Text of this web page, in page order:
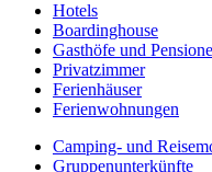
Hotels
Boardinghouse
Gasthöfe und
Privatzimmer
Ferienhäuser
Ferienwohnungen
Camping- und
Gruppenunterkünfte